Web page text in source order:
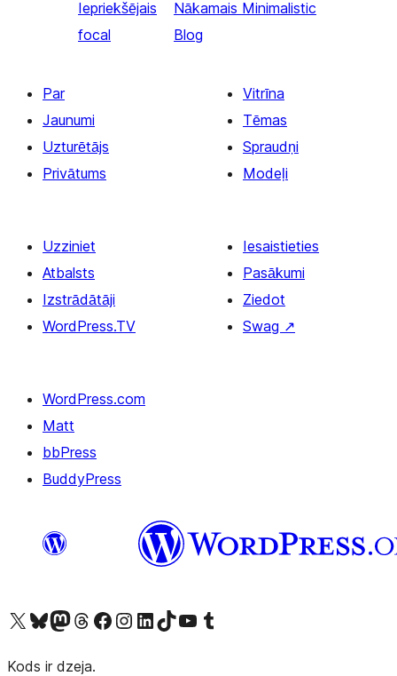
Iepriekšējais
focal
Nākamais Minimalistic
Blog
Par
Jaunumi
Uzturētājs
Privātums
Vitrīna
Tēmas
Spraudņi
Modeļi
Uzziniet
Atbalsts
Izstrādātāji
WordPress.TV
Iesaistieties
Pasākumi
Ziedot
Swag ↗
WordPress.com
Matt
bbPress
BuddyPress
Apmeklējiet mūsu X (agrāk Twitter) kontu
Apmeklējiet mūsu Bluesky kontu
Apmeklējiet mūsu Mastodon kontu
Apmeklējiet mūsu Threads kontu
Apmeklējiet mūsu Facebook lapuApmeklējiet mūsu Instagram kontu
Apmeklējiet mūsu LinkedIn kontu
Apmeklējiet mūsu TikTok kontu
Apmeklējiet mūsu YouTube kanālu
Apmeklējiet mūsu Tumblr kontu
Kods ir dzeja.